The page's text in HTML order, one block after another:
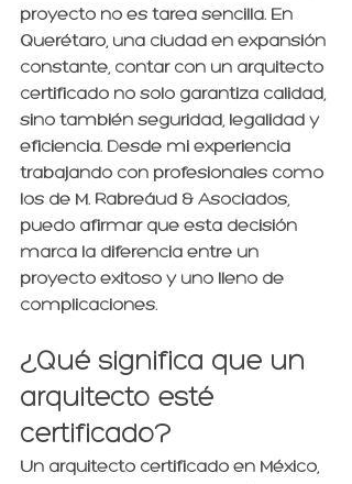
proyecto no es tarea sencilla. En
Querétaro, una ciudad en expansión
constante, contar con un arquitecto
certificado no solo garantiza calidad,
sino también seguridad, legalidad y
eficiencia. Desde mi experiencia
trabajando con profesionales como
los de M. Rabreáud & Asociados,
puedo afirmar que esta decisión
marca la diferencia entre un
proyecto exitoso y uno lleno de
complicaciones.
¿Qué significa que un
arquitecto esté
certificado?
Un arquitecto certificado en México,